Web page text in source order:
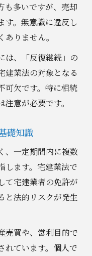
ブーとの関係性
スクの把握
践ポイント
れないための工
意すべき事例
活用法を紹介
を知る実践方法
険か俯瞰する
継続となる理由
スクを知る
き典型事例
も多いですが、売却
す。無意識に違反し
りません。
は、「反復継続」の
建業法の対象となる
可欠です。特に相続
意が必要です。
礎知識
、一定期間内に複数
します。宅建業法で
て宅建業者の免許が
と法的リスクが発生
売買や、営利目的で
れています。個人で